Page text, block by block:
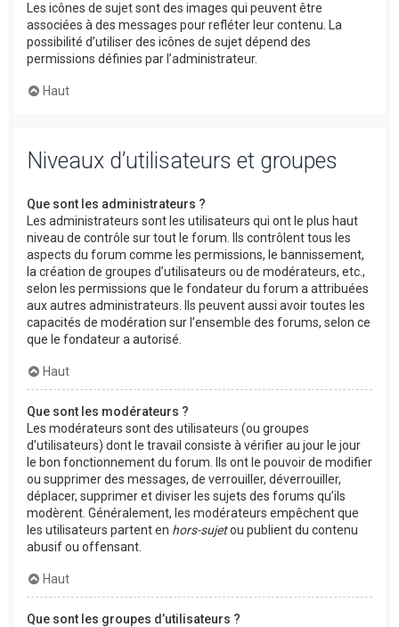
Les icônes de sujet sont des images qui peuvent être
associées à des messages pour refléter leur contenu. La
possibilité d’utiliser des icônes de sujet dépend des
permissions définies par l’administrateur.
Haut
Niveaux d’utilisateurs et groupes
Que sont les administrateurs ?
Les administrateurs sont les utilisateurs qui ont le plus haut
niveau de contrôle sur tout le forum. Ils contrôlent tous les
aspects du forum comme les permissions, le bannissement,
la création de groupes d’utilisateurs ou de modérateurs, etc.,
selon les permissions que le fondateur du forum a attribuées
aux autres administrateurs. Ils peuvent aussi avoir toutes les
capacités de modération sur l’ensemble des forums, selon ce
que le fondateur a autorisé.
Haut
Que sont les modérateurs ?
Les modérateurs sont des utilisateurs (ou groupes
d’utilisateurs) dont le travail consiste à vérifier au jour le jour
le bon fonctionnement du forum. Ils ont le pouvoir de modifier
ou supprimer des messages, de verrouiller, déverrouiller,
déplacer, supprimer et diviser les sujets des forums qu’ils
modèrent. Généralement, les modérateurs empêchent que
les utilisateurs partent en hors-sujetou publient du contenu
abusif ou offensant.
Haut
Que sont les groupes d’utilisateurs ?